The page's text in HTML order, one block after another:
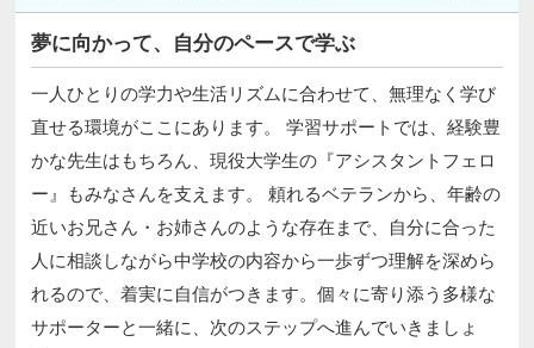
夢に向かって、自分のペースで学ぶ
一人ひとりの学力や生活リズムに合わせて、無理なく学び
直せる環境がここにあります。 学習サポートでは、経験豊
かな先生はもちろん、現役大学生の『アシスタントフェロ
ー』もみなさんを支えます。 頼れるベテランから、年齢の
近いお兄さん・お姉さんのような存在まで、自分に合った
人に相談しながら中学校の内容から一歩ずつ理解を深めら
れるので、着実に自信がつきます。個々に寄り添う多様な
サポーターと一緒に、次のステップへ進んでいきましょ